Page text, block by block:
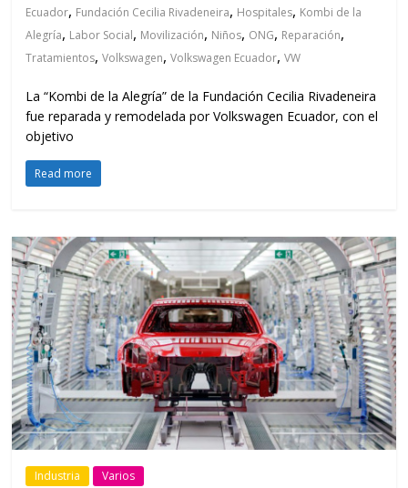
Ecuador, Fundación Cecilia Rivadeneira, Hospitales, Kombi de la
Alegría, Labor Social, Movilización, Niños, ONG, Reparación,
Tratamientos,Volkswagen,Volkswagen Ecuador,VW
La “Kombi de la Alegría” de la Fundación Cecilia Rivadeneira
fue reparada y remodelada por Volkswagen Ecuador, con el
objetivo
Read more
Industria Varios